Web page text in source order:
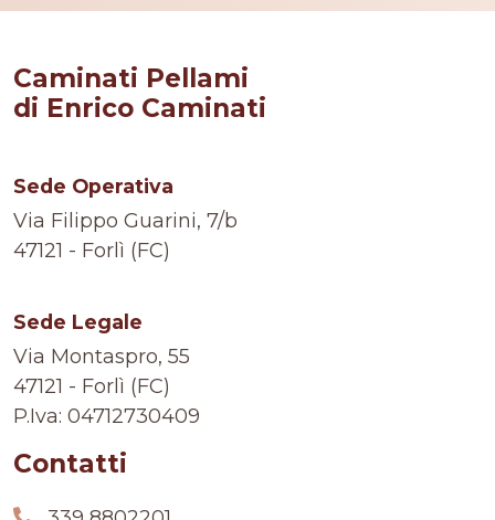
Caminati Pellami
di Enrico Caminati
Sede Operativa
Via Filippo Guarini, 7/b
47121 - Forlì (FC)
Sede Legale
Via Montaspro, 55
47121 - Forlì (FC)
P.Iva: 04712730409
Contatti